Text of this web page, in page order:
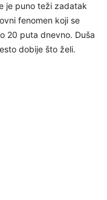
je puno teži zadatak
fenomen koji se
20 puta dnevno. Duša
dobije što želi.